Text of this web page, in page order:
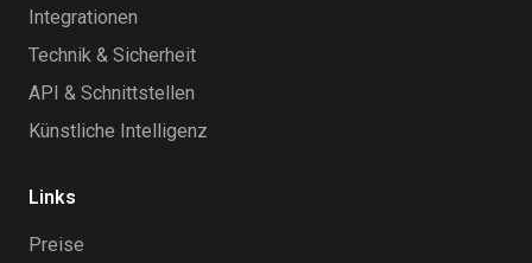
Integrationen
Technik & Sicherheit
API & Schnittstellen
Künstliche Intelligenz
Links
Preise